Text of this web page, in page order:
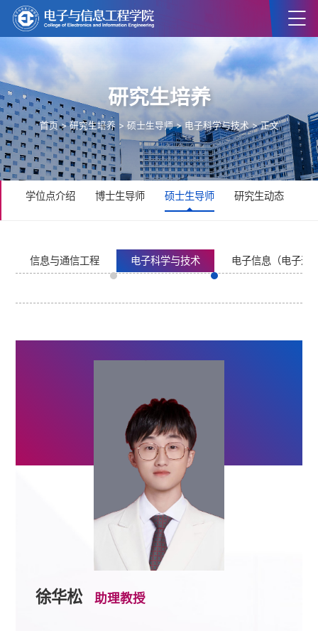
研究生培养
首页>研究生培养 > 硕士生导师> 电子科学与技术> 正文
学位点介绍 博士生导师 硕士生导师 研究生动态
信息与通信工程 电子科学与技术 电子信息（电子通
徐华松 助理教授